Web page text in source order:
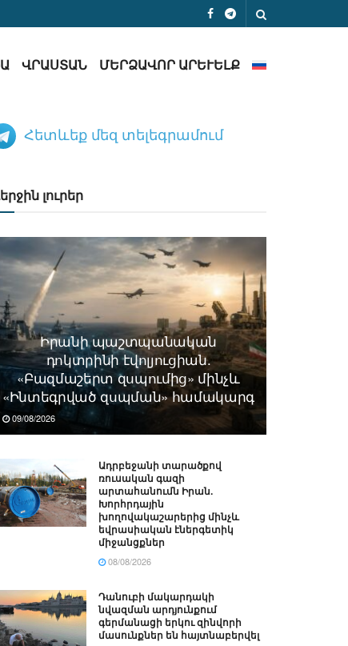
ՎՐԱՍՏԱՆ ՄԵՐՁԱՎՈՐ ԱՐԵՒԵԼՔ
Հետևեք մեզ տելեգրամում
լուրեր
Իրանի պաշտպանական
դոկտրինի էվոլյուցիան.
«Բազմաշերտ զսպումից» մինչև
«Ինտեգրված զսպման» համակարգ
09/08/2026
Ադրբեջանի տարածքով
ռուսական գազի
արտահանումն Իրան.
Խորհրդային
խողովակաշարերից մինչև
եվրասիական էներգետիկ
միջանցքներ
08/08/2026
Դանուբի մակարդակի
նվազման արդյունքում
գերմանացի երկու զինվորի
մասունքներ են հայտնաբերվել